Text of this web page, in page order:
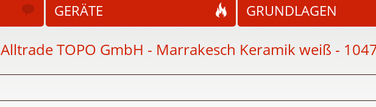
GERÄTE GRUNDLAGEN
Alltrade TOPO GmbH - Marrakesch Keramik weiß -